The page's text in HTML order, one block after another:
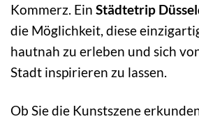
Kommerz. Ein Städtetrip
die Möglichkeit, diese
hautnah zu erleben und sich
Stadt inspirieren zu lassen.
Ob Sie die Kunstszene